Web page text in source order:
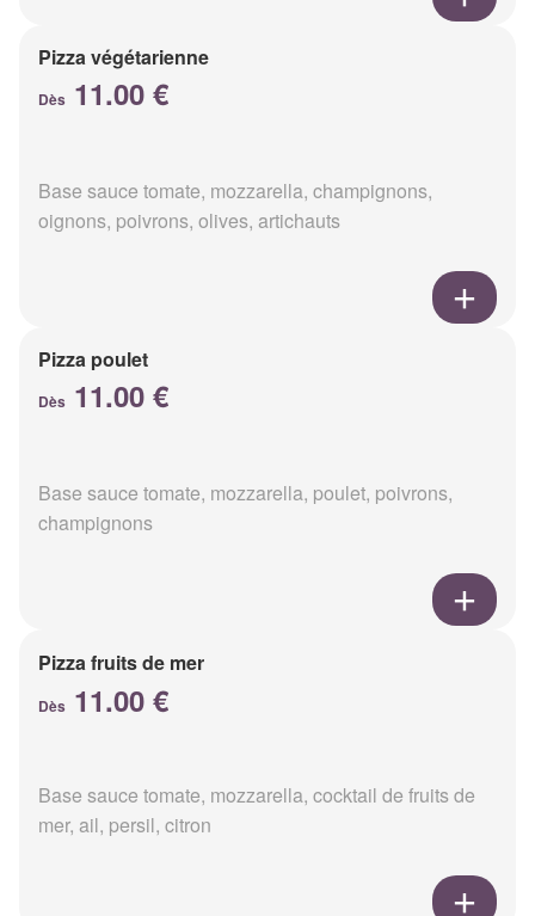
Pizza végétarienne
Dès 11.00 €
Base sauce tomate, mozzarella, champignons,
oignons, poivrons, olives, artichauts
Pizza poulet
Dès 11.00 €
Base sauce tomate, mozzarella, poulet, poivrons,
champignons
Pizza fruits de mer
Dès 11.00 €
Base sauce tomate, mozzarella, cocktail de fruits de
mer, ail, persil, citron